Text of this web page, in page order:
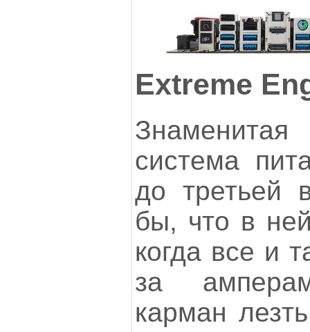
Extreme
Знаменитая
система
до третьей
бы, что в
когда все и
за
карман